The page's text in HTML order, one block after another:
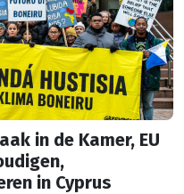
in de Kamer, EU
in Cyprus